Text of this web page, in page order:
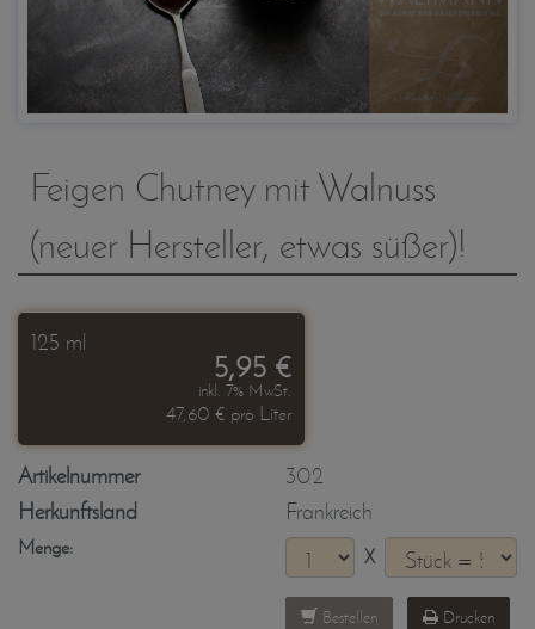
Feigen Chutney mit Walnuss
(neuer Hersteller, etwas süßer)!
125 ml
5,95 €
inkl. 7% MwSt.
47,60 € pro Liter
Artikelnummer
302
Herkunftsland
Frankreich
Menge: X
Bestellen Drucken